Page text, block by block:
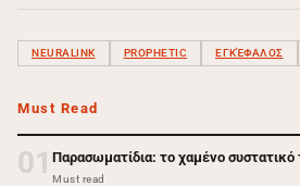
NEURALINK PROPHETIC ΕΓΚΈΦΑΛΟΣ
Must Read
01 Παρασωματίδια: το χαμένο
Must read